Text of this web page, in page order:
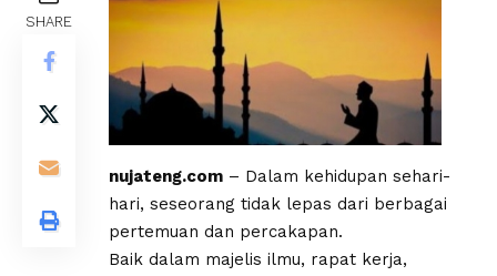
SHARE
nujateng.com – Dalam kehidupan sehari-
hari, seseorang tidak lepas dari berbagai
pertemuan dan percakapan.
Baik dalam majelis ilmu, rapat kerja,